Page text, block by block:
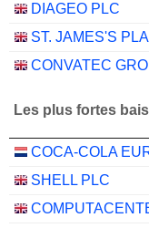
DIAGEO PLC
ST. JAMES'S
CONVATEC
Les plus fortes
SHELL PLC